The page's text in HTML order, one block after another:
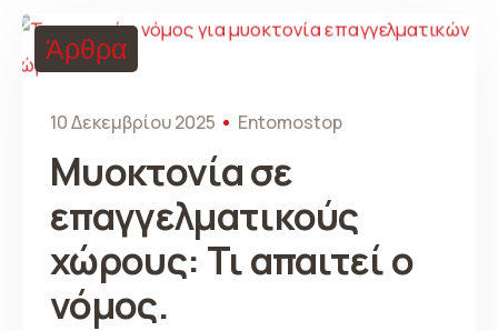
Άρθρα
10 Δεκεμβρίου 2025 Entomostop
Μυοκτονία σε
επαγγελματικούς
χώρους: Τι απαιτεί ο
νόμος.